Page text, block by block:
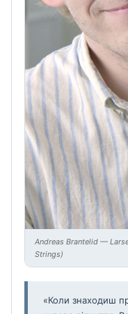
Andreas Brantelid —
Strings)
«Коли знаходиш